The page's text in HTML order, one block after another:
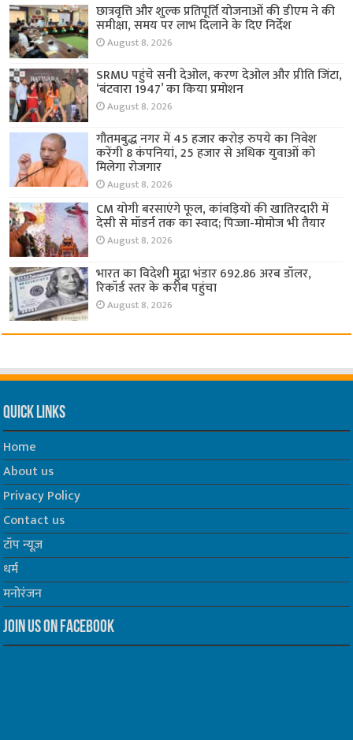
छात्रवृत्ति और शुल्क प्रतिपूर्ति योजनाओं की डीएम ने की
समीक्षा, समय पर लाभ दिलाने के दिए निर्देश
August 8, 2026
SRMU पहुंचे सनी देओल, करण देओल और प्रीति जिंटा,
‘बंटवारा 1947’ का किया प्रमोशन
August 8, 2026
गौतमबुद्ध नगर में 45 हजार करोड़ रुपये का निवेश
करेंगी 8 कंपनियां, 25 हजार से अधिक युवाओं को
मिलेगा रोजगार
August 8, 2026
CM योगी बरसाएंगे फूल, कांवड़ियों की खातिरदारी में
देसी से मॉडर्न तक का स्वाद; पिज्जा-मोमोज भी तैयार
August 8, 2026
भारत का विदेशी मुद्रा भंडार 692.86 अरब डॉलर,
रिकॉर्ड स्तर के करीब पहुंचा
August 8, 2026
Quick Links
Home
About us
Privacy Policy
Contact us
टॉप न्यूज़
धर्म
मनोरंजन
Join us on Facebook